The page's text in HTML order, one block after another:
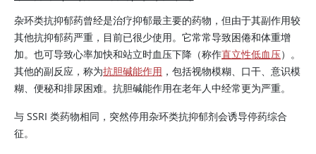
杂环类抗抑郁药曾经是治疗抑郁最主要的药物，但由于其副作用较
其他抗抑郁药严重，目前已很少使用。它常常导致困倦和体重增
加。也可导致心率加快和站立时血压下降（称作直立性低血压）。
其他的副反应，称为抗胆碱能作用 ，包括视物模糊、口干、意识模
糊、便秘和排尿困难。抗胆碱能作用在老年人中经常更为严重。
与 SSRI 类药物相同，突然停用杂环类抗抑郁剂会诱导停药综合
征。